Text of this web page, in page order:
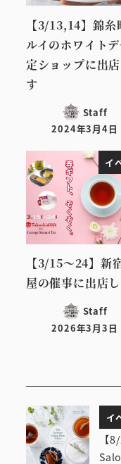
【3/13,14】錦糸
ルイのホワイト
定ショップに出
す
Staff
投稿日
2024年3月4日
イ
【3/15～24】新
屋の催事に出店
Staff
投稿日
2026年3月3日
イ
【